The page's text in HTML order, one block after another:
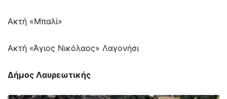
Ακτή «Μπαλί»
Ακτή «Άγιος Νικόλαος» Λαγονήσι
Δήμος Λαυρεωτικής